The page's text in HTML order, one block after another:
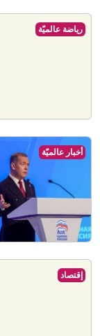
رياضة عالميّة
أخبار عالميّة
إقتصاد